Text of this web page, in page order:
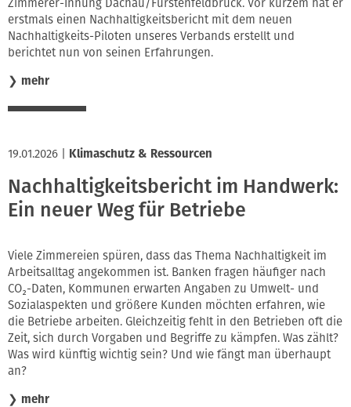
erstmals einen Nachhaltigkeitsbericht mit dem neuen
Nachhaltigkeits-Piloten unseres Verbands erstellt und
berichtet nun von seinen Erfahrungen.
❯ mehr
19.01.2026 Klimaschutz & Ressourcen
Nachhaltigkeitsbericht im Handwerk:
Ein neuer Weg für Betriebe
Viele Zimmereien spüren, dass das Thema Nachhaltigkeit im
Arbeitsalltag angekommen ist. Banken fragen häufiger nach
CO₂-Daten, Kommunen erwarten Angaben zu Umwelt- und
Sozialaspekten und größere Kunden möchten erfahren, wie
die Betriebe arbeiten. Gleichzeitig fehlt in den Betrieben oft die
Zeit, sich durch Vorgaben und Begriffe zu kämpfen. Was zählt?
Was wird künftig wichtig sein? Und wie fängt man überhaupt
an?
❯ mehr